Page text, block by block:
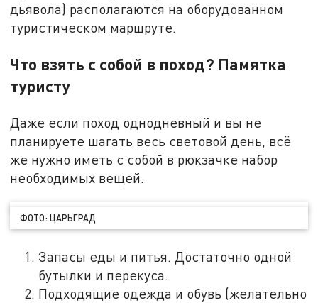
дьявола) располагаются на оборудованном
туристическом маршруте.
Что взять с собой в поход? Памятка
туристу
Даже если поход однодневный и вы не
планируете шагать весь световой день, всё
же нужно иметь с собой в рюкзачке набор
необходимых вещей.
ФОТО: ЦАРЬГРАД
Запасы еды и питья. Достаточно одной
бутылки и перекуса.
Подходящие одежда и обувь (желательно